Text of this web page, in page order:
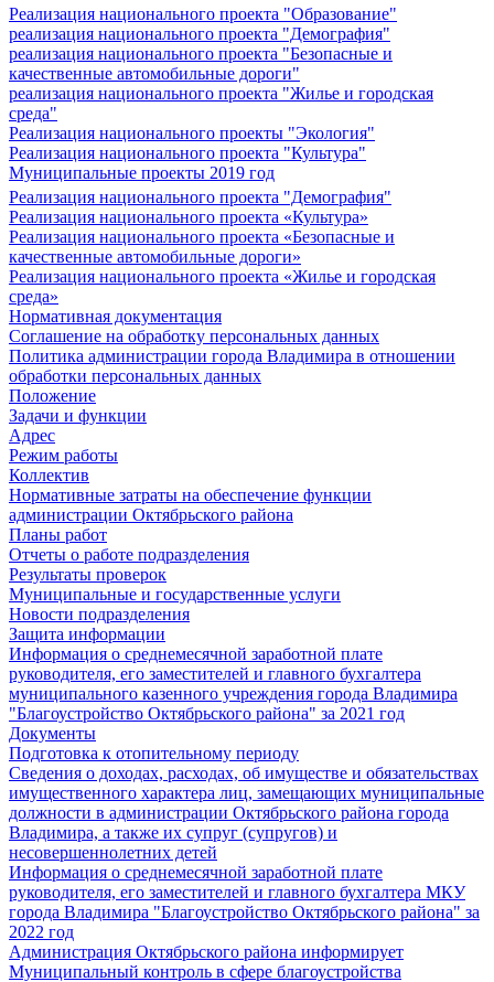
Реализация национального проекта "Образование"
реализация национального проекта "Демография"
реализация национального проекта "Безопасные и
качественные автомобильные дороги"
реализация национального проекта "Жилье и городская
среда"
Реализация национального проекты "Экология"
Реализация национального проекта "Культура"
Муниципальные проекты 2019 год
Реализация национального проекта "Демография"
Реализация национального проекта «Культура»
Реализация национального проекта «Безопасные и
качественные автомобильные дороги»
Реализация национального проекта «Жилье и городская
среда»
Нормативная документация
Соглашение на обработку персональных данных
Политика администрации города Владимира в отношении
обработки персональных данных
Положение
Задачи и функции
Адрес
Режим работы
Коллектив
Нормативные затраты на обеспечение функции
администрации Октябрьского района
Планы работ
Отчеты о работе подразделения
Результаты проверок
Муниципальные и государственные услуги
Новости подразделения
Защита информации
Информация о среднемесячной заработной плате
руководителя, его заместителей и главного бухгалтера
муниципального казенного учреждения города Владимира
"Благоустройство Октябрьского района" за 2021 год
Документы
Подготовка к отопительному периоду
Сведения о доходах, расходах, об имуществе и обязательствах
имущественного характера лиц, замещающих муниципальные
должности в администрации Октябрьского района города
Владимира, а также их супруг (супругов) и
несовершеннолетних детей
Информация о среднемесячной заработной плате
руководителя, его заместителей и главного бухгалтера МКУ
города Владимира "Благоустройство Октябрьского района" за
2022 год
Администрация Октябрьского района информирует
Муниципальный контроль в сфере благоустройства